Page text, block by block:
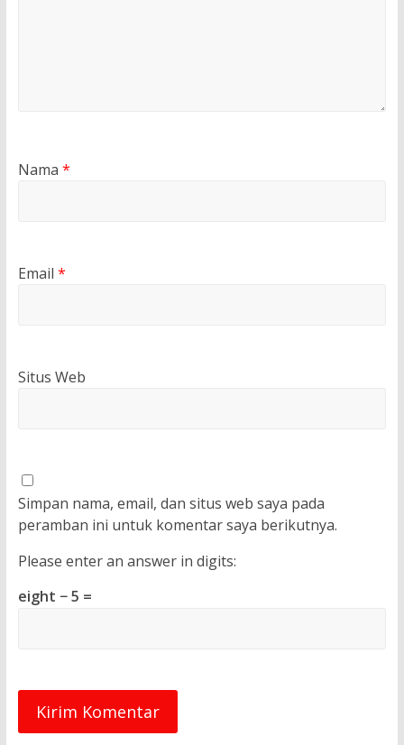
Nama *
Email *
Situs Web
Simpan nama, email, dan situs web saya pada
peramban ini untuk komentar saya berikutnya.
Please enter an answer in digits:
eight − 5 =